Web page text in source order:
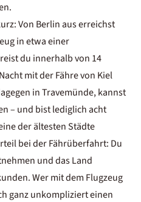
Von Berlin aus erreichst
in etwa einer
du innerhalb von 14
mit der Fähre von Kiel
inTravemünde, kannst
– und bist lediglich acht
der ältesten Städte
bei der Fährüberfahrt: Du
und das Land
Wer mit dem Flugzeug
ganz unkompliziert einen